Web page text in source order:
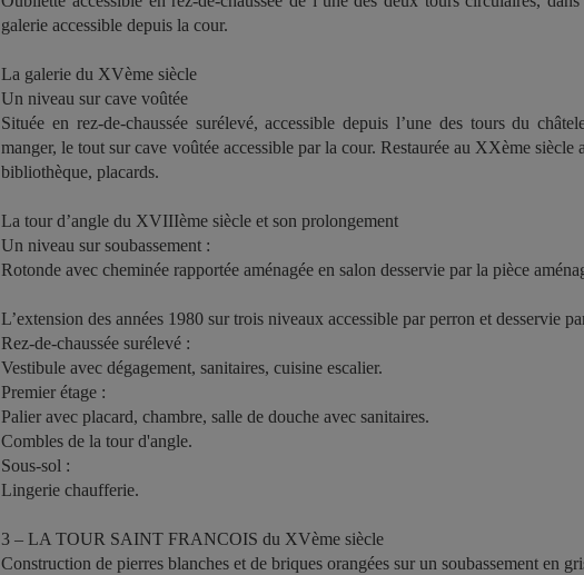
galerie accessible depuis la cour.
La galerie du XVème siècle
Un niveau sur cave voûtée
Située en rez-de-chaussée surélevé, accessible depuis l’une des tours du
manger, le tout sur cave voûtée accessible par la cour. Restaurée au XXème siècle
bibliothèque, placards.
La tour d’angle du XVIIIème siècle et son prolongement
Un niveau sur soubassement :
Rotonde avec cheminée rapportée aménagée en salon desservie par la pièce
L’extension des années 1980 sur trois niveaux accessible par perron et desservie
Rez-de-chaussée surélevé :
Vestibule avec dégagement, sanitaires, cuisine escalier.
Premier étage :
Palier avec placard, chambre, salle de douche avec sanitaires.
Combles de la tour d'angle.
Sous-sol :
Lingerie chaufferie.
3 – LA TOUR SAINT FRANCOIS du XVème siècle
Construction de pierres blanches et de briques orangées sur un soubassement en